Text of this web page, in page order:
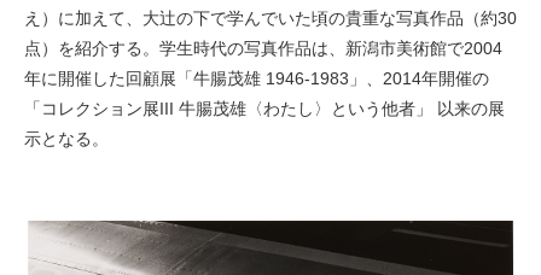
え）に加えて、大辻の下で学んでいた頃の貴重な写真作品（約30
点）を紹介する。学生時代の写真作品は、新潟市美術館で2004
年に開催した回顧展「牛腸茂雄 1946-1983」、2014年開催の
「コレクション展III 牛腸茂雄〈わたし〉という他者」 以来の展
示となる。